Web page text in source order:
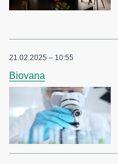
21.02.2025 – 10:55
Biovana